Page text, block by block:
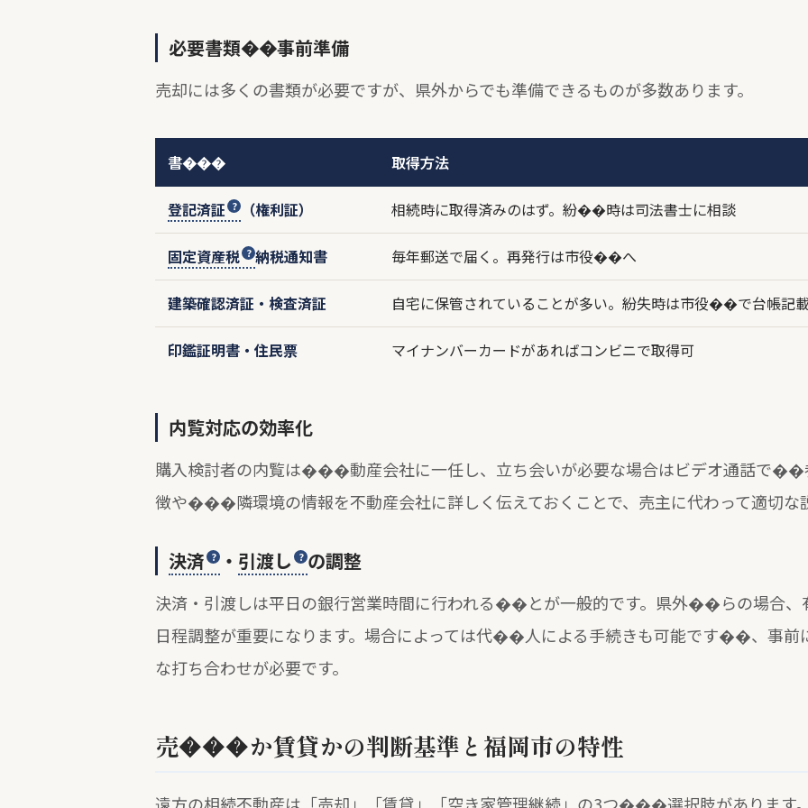
必要書類��事前準備
売却には多くの書類が必要ですが、県外からでも準備できるものが多数あります。
書��� 取得方法
登記済証 （権利証） 相続時に取得済みのはず。紛��時は司法書士に相談
固定資産税 納税通知書 毎年郵送で届く。再発行は市役��へ
建築確認済証・検査済証 自宅に保管されていることが多い。紛失時は市役��で台帳記
印鑑証明書・住民票 マイナンバーカードがあればコンビニで取得可
内覧対応の効率化
購入検討者の内覧は���動産会社に一任し、立ち会いが必要な場合はビデオ通話で��
徴や���隣環境の情報を不動産会社に詳しく伝えておくことで、売主に代わって適切な
決済 ・ 引渡し の調整
決済・引渡しは平日の銀行営業時間に行われる��とが一般的です。県外��らの場合、
日程調整が重要になります。場合によっては代��人による手続きも可能です��、事前
な打ち合わせが必要です。
売���か賃貸かの判断基準と福岡市の特性